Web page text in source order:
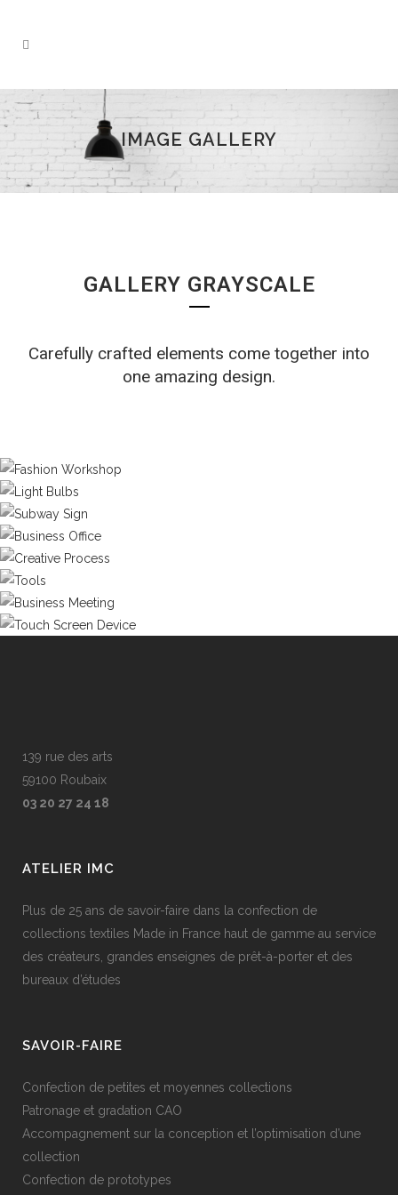
IMAGE GALLERY
GALLERY GRAYSCALE
Carefully crafted elements come together into
one amazing design.
139 rue des arts
59100 Roubaix
03 20 27 24 18
ATELIER IMC
Plus de 25 ans de savoir-faire dans la confection de
collections textiles Made in France haut de gamme au service
des créateurs, grandes enseignes de prêt-à-porter et des
bureaux d’études
SAVOIR-FAIRE
Confection de petites et moyennes collections
Patronage et gradation CAO
Accompagnement sur la conception et l’optimisation d’une
collection
Confection de prototypes